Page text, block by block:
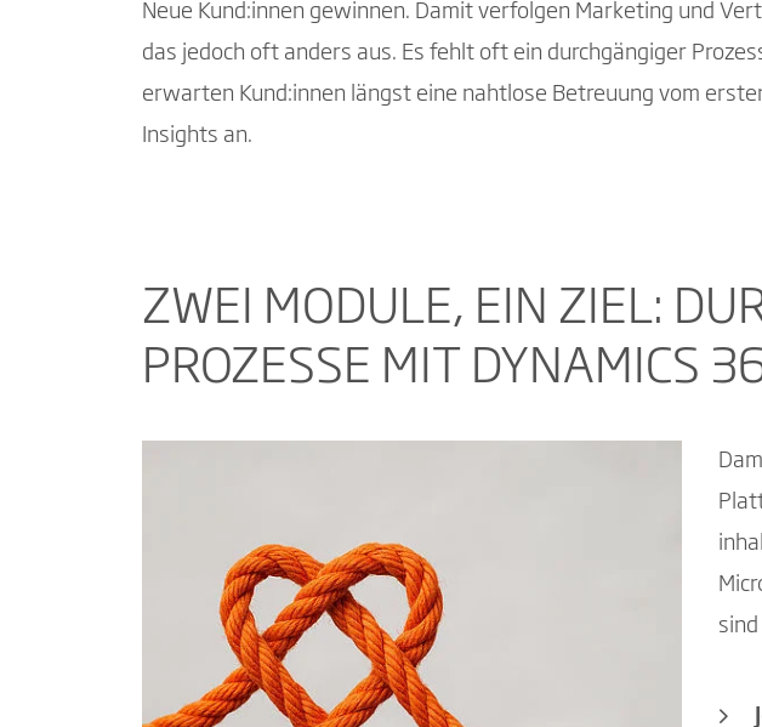
Neue Kund:innen gewinnen. Damit verfolgen Marketing und
das jedoch oft anders aus. Es fehlt oft ein durchgängiger
erwarten Kund:innen längst eine nahtlose Betreuung vom
Insights an.
ZWEI MODULE, EIN ZIEL:
PROZESSE MIT DYNAMICS